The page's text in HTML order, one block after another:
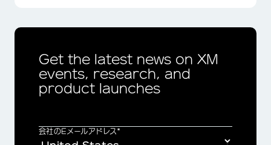
Get the latest news on XM
events, research, and
product launches
会社のEメールアドレス*